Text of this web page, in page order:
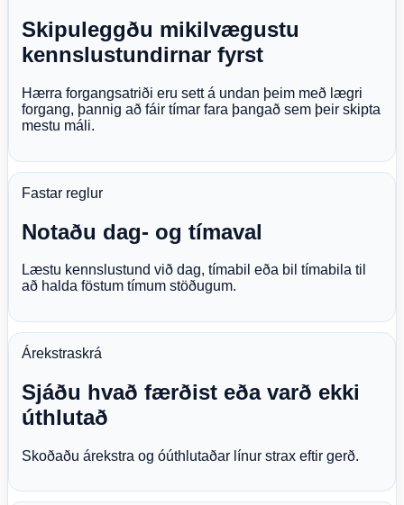
Skipuleggðu mikilvægustu
kennslustundirnar fyrst
Hærra forgangsatriði eru sett á undan þeim með lægri
forgang, þannig að fáir tímar fara þangað sem þeir skipta
mestu máli.
Fastar reglur
Notaðu dag- og tímaval
Læstu kennslustund við dag, tímabil eða bil tímabila til
að halda föstum tímum stöðugum.
Árekstraskrá
Sjáðu hvað færðist eða varð ekki
úthlutað
Skoðaðu árekstra og óúthlutaðar línur strax eftir gerð.